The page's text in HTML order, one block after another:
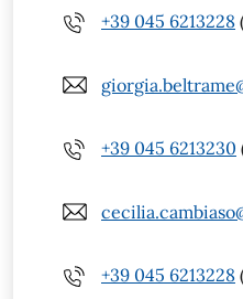
+39 045 6213228
+39 045 6213230
+39 045 6213228